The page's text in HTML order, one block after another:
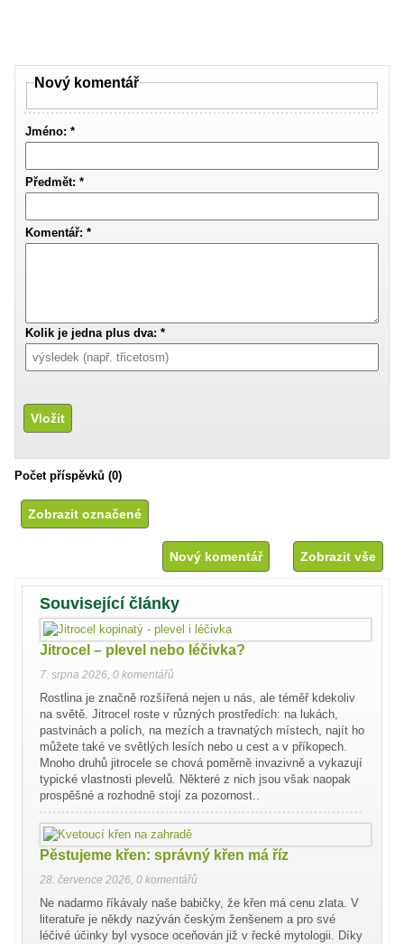
Nový komentář
Jméno: *
Předmět: *
Komentář: *
Kolik je jedna plus dva: *
Počet příspěvků (0)
Nový komentář Zobrazit vše
Související články
Jitrocel – plevel nebo léčivka?
7. srpna 2026, 0 komentářů
Rostlina je značně rozšířená nejen u nás, ale téměř kdekoliv
na světě. Jitrocel roste v různých prostředích: na lukách,
pastvinách a polích, na mezích a travnatých místech, najít ho
můžete také ve světlých lesích nebo u cest a v příkopech.
Mnoho druhů jitrocele se chová poměrně invazivně a vykazují
typické vlastnosti plevelů. Některé z nich jsou však naopak
prospěšné a rozhodně stojí za pozornost..
Pěstujeme křen: správný křen má říz
28. července 2026, 0 komentářů
Ne nadarmo říkávaly naše babičky, že křen má cenu zlata. V
literatuře je někdy nazýván českým ženšenem a pro své
léčivé účinky byl vysoce oceňován již v řecké mytologii. Díky